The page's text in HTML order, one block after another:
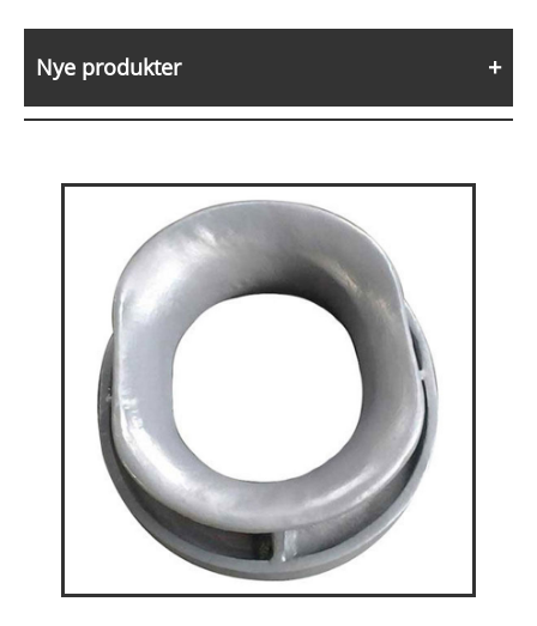
Nye produkter